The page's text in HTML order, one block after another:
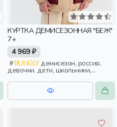
КУРТКА ДЕМИСЕЗОННАЯ "БЕЖ"
7+
4 969 ₽
BUNGLYдемисезон, россия,
девочки, дети, школьники,